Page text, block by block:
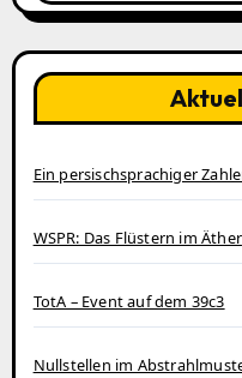
Ein persischsprachiger
WSPR: Das Flüstern im Äther
TotA – Event auf dem 39c3
Nullstellen im